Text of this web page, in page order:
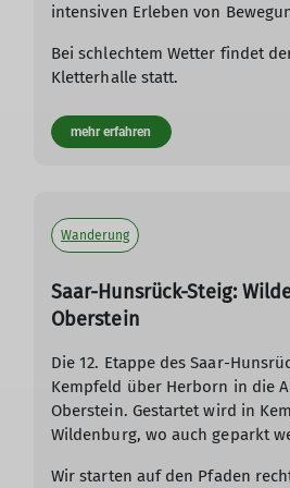
intensiven Erleben von
Bei schlechtem Wetter findet
Kletterhalle statt.
mehr erfahren
Wanderung
Saar-Hunsrück-Steig:
Oberstein
Die 12. Etappe des Saar-
Kempfeld über Herborn in die
Oberstein. Gestartet wird in
Wildenburg, wo auch geparkt
Wir starten auf den Pfaden